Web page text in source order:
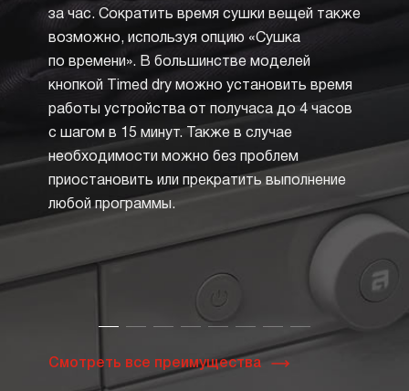
за час. Сократить время сушки вещей также
возможно, используя опцию «Сушка
по времени». В большинстве моделей
кнопкой Timed dry можно установить время
работы устройства от получаса до 4 часов
с шагом в 15 минут. Также в случае
необходимости можно без проблем
приостановить или прекратить выполнение
любой программы.
в
Смотреть все преимущества